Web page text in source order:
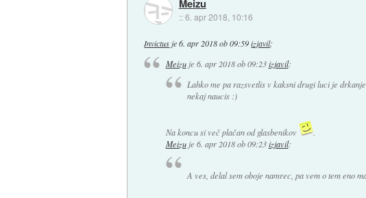
Meizu
::6. apr 2018, 10:16
Invictus je6. apr 2018 ob 09:59 izjavil:
Meizuje 6. apr 2018 ob 09:23 izjavil:
Lahko me pa razsvetlis v kaksni drugi luci je
nekaj naucis :)
Na koncu si več plačan od glasbenikov
.
Meizuje 6. apr 2018 ob 09:23 izjavil:
A ves, delal sem oboje namrec, pa vem o tem eno